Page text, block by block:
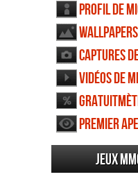
Profil de
Online
Online
Captures
Online
Vidéos de
Online
Online
Premier
Heroes
Jeux